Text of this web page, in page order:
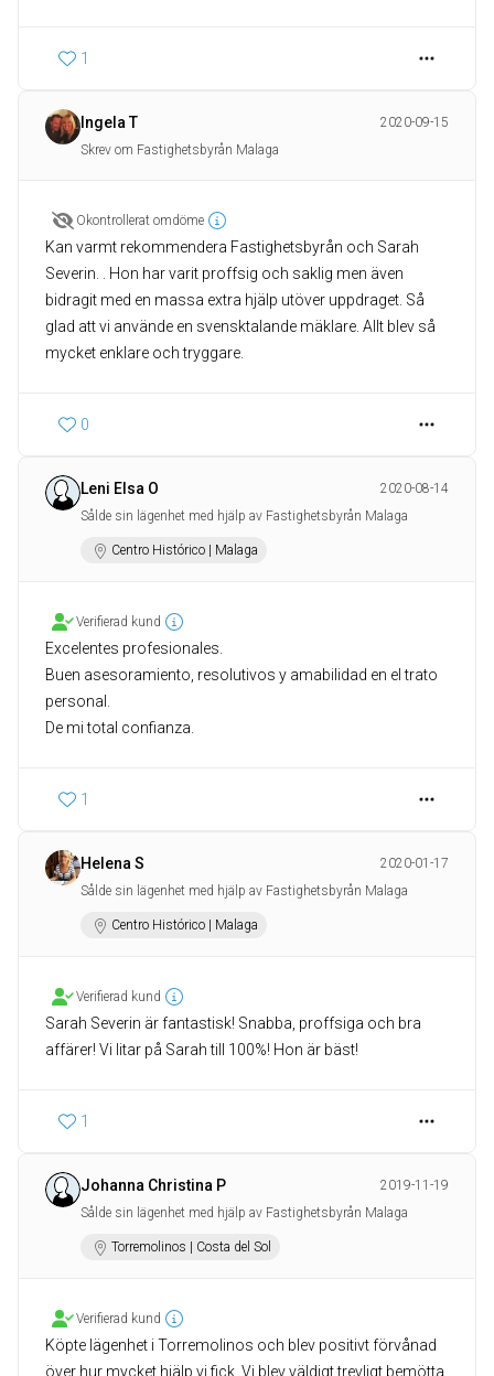
1
Ingela T
2020-09-15
Skrev om Fastighetsbyrån Malaga
Okontrollerat omdöme
Kan varmt rekommendera Fastighetsbyrån och Sarah
Severin. . Hon har varit proffsig och saklig men även
bidragit med en massa extra hjälp utöver uppdraget. Så
glad att vi använde en svensktalande mäklare. Allt blev så
mycket enklare och tryggare.
0
Leni Elsa O
2020-08-14
Sålde sin lägenhet med hjälp av Fastighetsbyrån Malaga
Centro Histórico | Malaga
Verifierad kund
Excelentes profesionales.
Buen asesoramiento, resolutivos y amabilidad en el trato
personal.
De mi total confianza.
1
Helena S
2020-01-17
Sålde sin lägenhet med hjälp av Fastighetsbyrån Malaga
Centro Histórico | Malaga
Verifierad kund
Sarah Severin är fantastisk! Snabba, proffsiga och bra
1
Johanna Christina P
2019-11-19
Sålde sin lägenhet med hjälp av Fastighetsbyrån Malaga
Torremolinos | Costa del Sol
Verifierad kund
Köpte lägenhet i Torremolinos och blev positivt förvånad
över hur mycket hjälp vi fick. Vi blev väldigt trevligt bemötta